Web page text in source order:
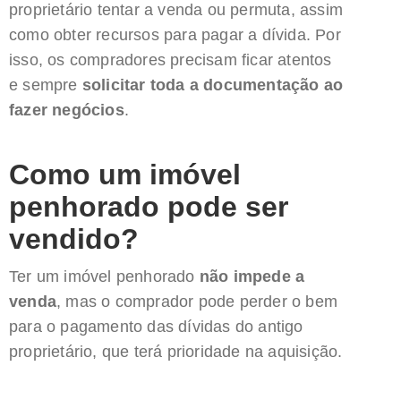
proprietário tentar a venda ou permuta, assim
como obter recursos para pagar a dívida. Por
isso, os compradores precisam ficar atentos
e sempre solicitar toda a documentação ao
fazer negócios.
Como um imóvel
penhorado pode ser
vendido?
Ter um imóvel penhorado não impede a
venda, mas o comprador pode perder o bem
para o pagamento das dívidas do antigo
proprietário, que terá prioridade na aquisição.